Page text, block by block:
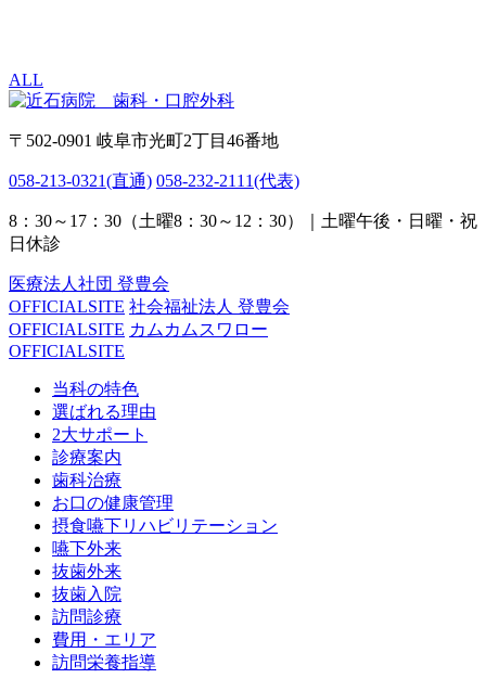
ALL
〒502-0901 岐阜市光町2丁目46番地
058-213-0321(直通) 058-232-2111(代表)
8：30～17：30（土曜8：30～12：30）｜土曜午後・日曜・祝
日休診
医療法人社団 登豊会
OFFICIALSITE 社会福祉法人 登豊会
OFFICIALSITE カムカムスワロー
OFFICIALSITE
当科の特色
選ばれる理由
2大サポート
診療案内
歯科治療
お口の健康管理
摂食嚥下リハビリテーション
嚥下外来
抜歯外来
抜歯入院
訪問診療
費用・エリア
訪問栄養指導